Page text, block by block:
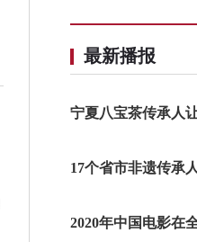
最新播报
宁夏八宝茶传承人
17个省市非遗传承
2020年中国电影在